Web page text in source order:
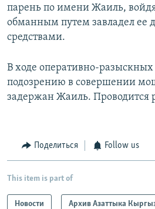
парень по имени Жаиль,
обманным путем завладел
средствами.
В ходе оперативно-
подозрению в совершении
задержан Жаиль. Проводится
Поделиться Follow us
This item is part of
Новости Архив Азаттыка